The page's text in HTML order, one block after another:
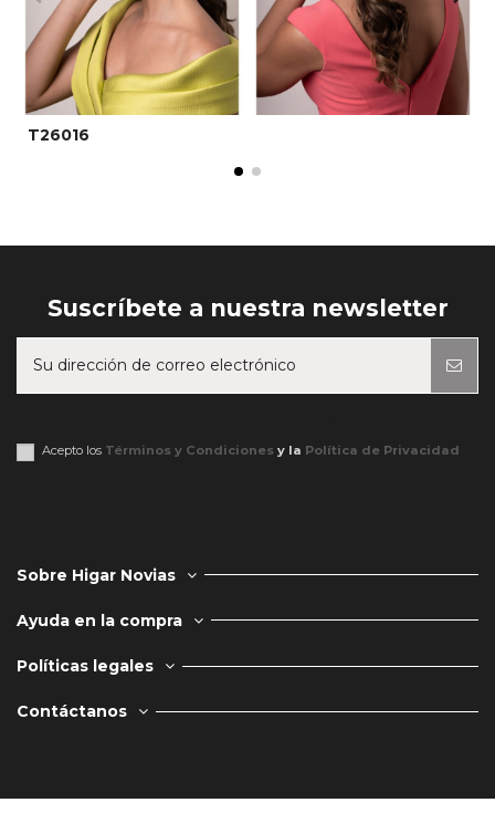
T26016
Suscríbete a nuestra newsletter
Acepto los Términos y Condiciones y la Política de Privacidad
Sobre Higar Novias
Ayuda en la compra
Políticas legales
Contáctanos